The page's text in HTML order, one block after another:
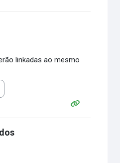
linkadas ao mesmo